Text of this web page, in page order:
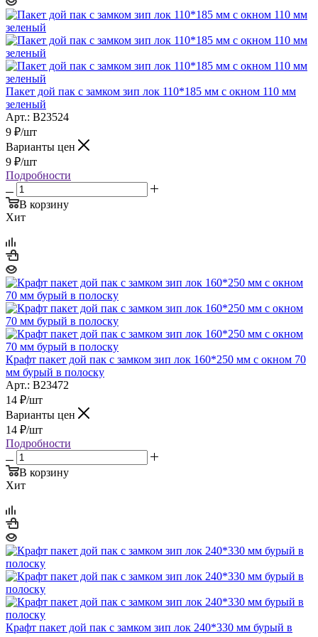
Пакет дой пак с замком зип лок 110*185 мм с окном 110 мм
зеленый
Арт.: B23524
9 ₽/шт
Варианты цен
9 ₽/шт
Подробности
В корзину
Хит
Крафт пакет дой пак с замком зип лок 160*250 мм с окном 70
мм бурый в полоску
Арт.: B23472
14 ₽/шт
Варианты цен
14 ₽/шт
Подробности
В корзину
Хит
Крафт пакет дой пак с замком зип лок 240*330 мм бурый в